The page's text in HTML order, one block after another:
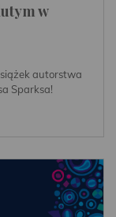
w
autorstwa
Sparksa!